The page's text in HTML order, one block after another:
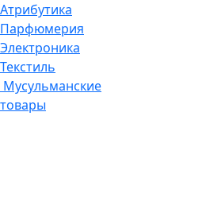
Атрибутика
Парфюмерия
Электроника
Текстиль
Мусульманские
товары